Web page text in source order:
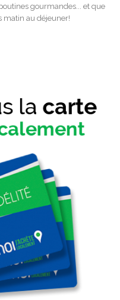
gourmandes... et que
matin au déjeuner!